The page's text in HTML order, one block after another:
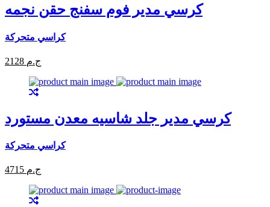
كرسي مدير فوم سفنج حقن نجمه
كراسي متحركة
2128 ج.م
كرسي مدير جلد شاسيه معدن مستورد
كراسي متحركة
4715 ج.م